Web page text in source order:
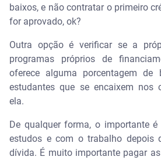
baixos, e não contratar o primeiro
for aprovado, ok?
Outra opção é verificar se a
programas próprios de
oferece alguma porcentagem
estudantes que se encaixem nos
ela.
De qualquer forma, o importante
estudos e com o trabalho depois
dívida. É muito importante pagar